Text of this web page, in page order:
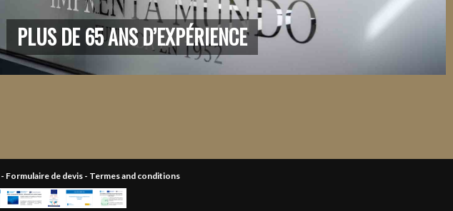
PLUS DE 65 ANS D’EXPÉRIENCE
- Formulaire de devis - Termes and conditions